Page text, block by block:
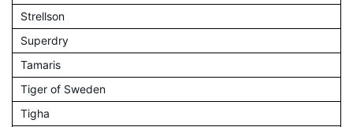
Strellson
Superdry
Tamaris
Tiger of Sweden
Tigha